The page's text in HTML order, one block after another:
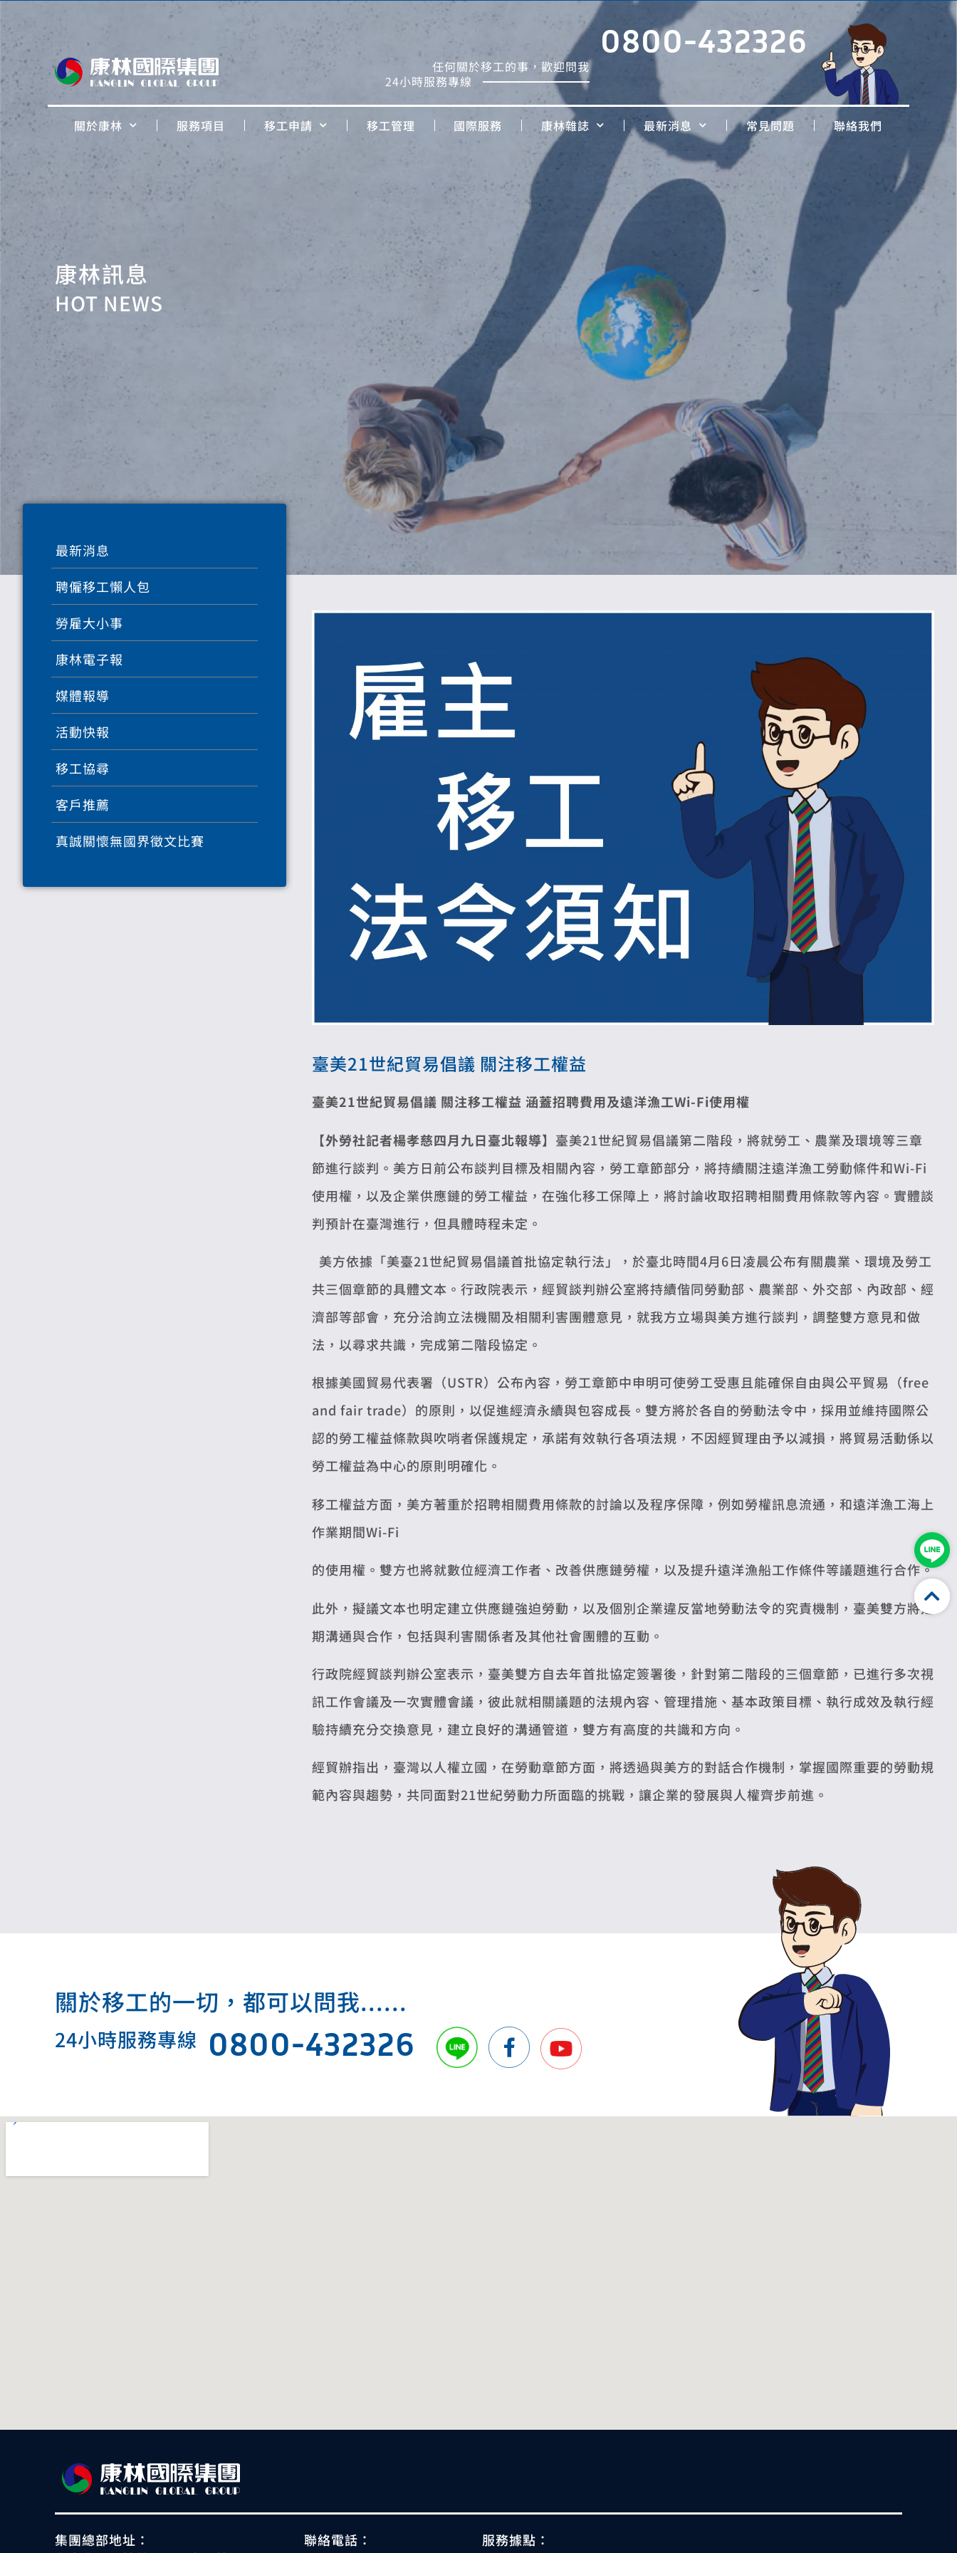
任何關於移工的事，歡迎問我
24小時服務專線
0800-432326
關於康林 服務項目 移工申請 移工管理 國際服務 康林雜誌 最新消息 常見問題 聯絡我們
康林訊息
HOT NEWS
最新消息
聘僱移工懶人包
勞雇大小事
康林電子報
媒體報導
活動快報
移工協尋
客戶推薦
真誠關懷無國界徵文比賽
臺美21世紀貿易倡議 關注移工權益
臺美21世紀貿易倡議 關注移工權益 涵蓋招聘費用及遠洋漁工Wi-Fi使用權
【外勞社記者楊孝慈四月九日臺北報導】 臺美21世紀貿易倡議第二階段，將就勞工、農業及環境等三章
節進行談判。美方日前公布談判目標及相關內容，勞工章節部分，將持續關注遠洋漁工勞動條件和Wi-Fi
使用權，以及企業供應鏈的勞工權益，在強化移工保障上，將討論收取招聘相關費用條款等內容。實體談
判預計在臺灣進行，但具體時程未定。
美方依據「美臺21世紀貿易倡議首批協定執行法」，於臺北時間4月6日凌晨公布有關農業、環境及勞工
共三個章節的具體文本。行政院表示，經貿談判辦公室將持續偕同勞動部、農業部、外交部、內政部、經
濟部等部會，充分洽詢立法機關及相關利害團體意見，就我方立場與美方進行談判，調整雙方意見和做
法，以尋求共識，完成第二階段協定。
根據美國貿易代表署（USTR）公布內容，勞工章節中申明可使勞工受惠且能確保自由與公平貿易（free
and fair trade）的原則，以促進經濟永續與包容成長。雙方將於各自的勞動法令中，採用並維持國際公
認的勞工權益條款與吹哨者保護規定，承諾有效執行各項法規，不因經貿理由予以減損，將貿易活動係以
勞工權益為中心的原則明確化。
移工權益方面，美方著重於招聘相關費用條款的討論以及程序保障，例如勞權訊息流通，和遠洋漁工海上
作業期間Wi-Fi
的使用權。雙方也將就數位經濟工作者、改善供應鏈勞權，以及提升遠洋漁船工作條件等議題進行合作。
此外，擬議文本也明定建立供應鏈強迫勞動，以及個別企業違反當地勞動法令的究責機制，臺美雙方將定
期溝通與合作，包括與利害關係者及其他社會團體的互動。
行政院經貿談判辦公室表示，臺美雙方自去年首批協定簽署後，針對第二階段的三個章節，已進行多次視
訊工作會議及一次實體會議，彼此就相關議題的法規內容、管理措施、基本政策目標、執行成效及執行經
驗持續充分交換意見，建立良好的溝通管道，雙方有高度的共識和方向。
經貿辦指出，臺灣以人權立國，在勞動章節方面，將透過與美方的對話合作機制，掌握國際重要的勞動規
範內容與趨勢，共同面對21世紀勞動力所面臨的挑戰，讓企業的發展與人權齊步前進。
關於移工的一切，都可以問我......
24小時服務專線 0800-432326
集團總部地址：
聯絡電話：
服務據點：